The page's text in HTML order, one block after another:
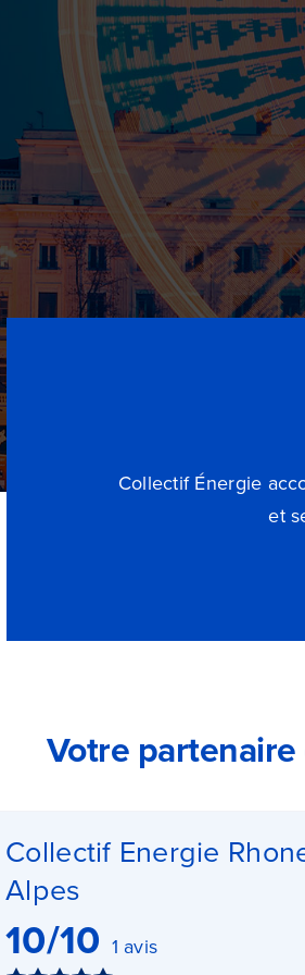
Collectif Énergie
et
Votre
Collectif Energie
Alpes
10/10 1 avis